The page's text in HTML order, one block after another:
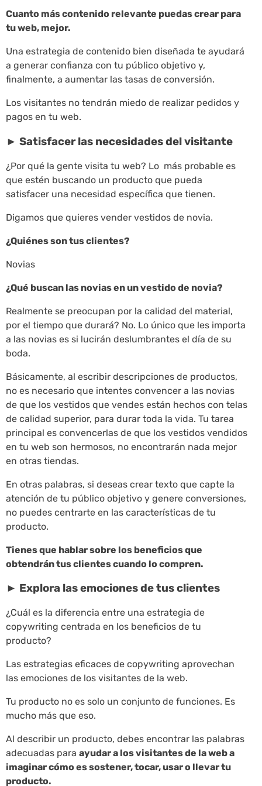
Cuanto más contenido relevante puedas crear para
tu web, mejor.
Una estrategia de contenido bien diseñada te ayudará
a generar confianza con tu público objetivo y,
finalmente, a aumentar las tasas de conversión.
Los visitantes no tendrán miedo de realizar pedidos y
pagos en tu web.
► Satisfacer las necesidades del visitante
¿Por qué la gente visita tu web? Lo más probable es
que estén buscando un producto que pueda
satisfacer una necesidad específica que tienen.
Digamos que quieres vender vestidos de novia.
¿Quiénes son tus clientes?
Novias
¿Qué buscan las novias en un vestido de novia?
Realmente se preocupan por la calidad del material,
por el tiempo que durará? No. Lo único que les importa
a las novias es si lucirán deslumbrantes el día de su
boda.
Básicamente, al escribir descripciones de productos,
no es necesario que intentes convencer a las novias
de que los vestidos que vendes están hechos con telas
de calidad superior, para durar toda la vida. Tu tarea
principal es convencerlas de que los vestidos vendidos
en tu web son hermosos, no encontrarán nada mejor
en otras tiendas.
En otras palabras, si deseas crear texto que capte la
atención de tu público objetivo y genere conversiones,
no puedes centrarte en las características de tu
producto.
Tienes que hablar sobre los beneficios que
obtendrán tus clientes cuando lo compren.
► Explora las emociones de tus clientes
¿Cuál es la diferencia entre una estrategia de
copywriting centrada en los beneficios de tu
producto?
Las estrategias eficaces de copywriting aprovechan
las emociones de los visitantes de la web.
Tu producto no es solo un conjunto de funciones. Es
mucho más que eso.
Al describir un producto, debes encontrar las palabras
adecuadas para ayudar a los visitantes de la web a
imaginar cómo es sostener, tocar, usar o llevar tu
producto.